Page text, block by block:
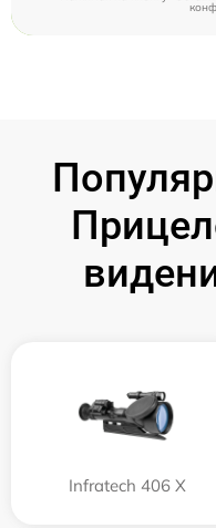
Infratech 406 Х